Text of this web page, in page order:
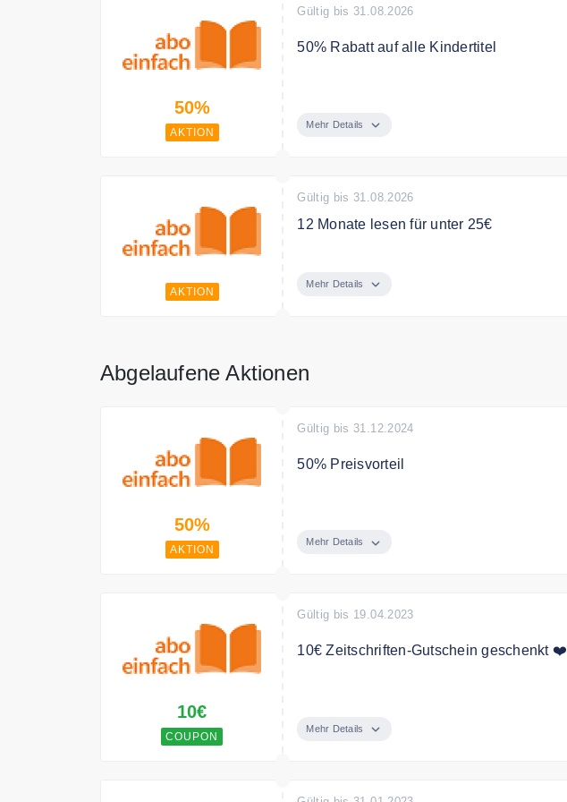
50%
AKTION
Gültig bis 31.08.2026
50% Rabatt auf alle Kindertitel
Mehr Details
AKTION
Gültig bis 31.08.2026
12 Monate lesen für unter 25€
Mehr Details
Abgelaufene Aktionen
50%
AKTION
Gültig bis 31.12.2024
50% Preisvorteil
Mehr Details
10€
COUPON
Gültig bis 19.04.2023
10€ Zeitschriften-Gutschein geschenkt ❤️
Mehr Details